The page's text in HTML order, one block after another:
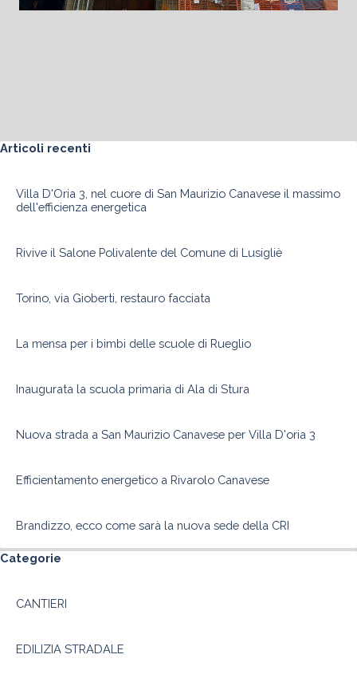
Salta blocco Articoli recenti
Articoli recenti
Villa D'Oria 3, nel cuore di San Maurizio Canavese il massimo
dell'efficienza energetica
Rivive il Salone Polivalente del Comune di Lusigliè
Torino, via Gioberti, restauro facciata
La mensa per i bimbi delle scuole di Rueglio
Inaugurata la scuola primaria di Ala di Stura
Nuova strada a San Maurizio Canavese per Villa D'oria 3
Efficientamento energetico a Rivarolo Canavese
Brandizzo, ecco come sarà la nuova sede della CRI
Salta blocco Categorie
Categorie
CANTIERI
EDILIZIA STRADALE